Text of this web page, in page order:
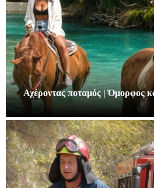
Αχέροντας ποταμός | Όμορφος